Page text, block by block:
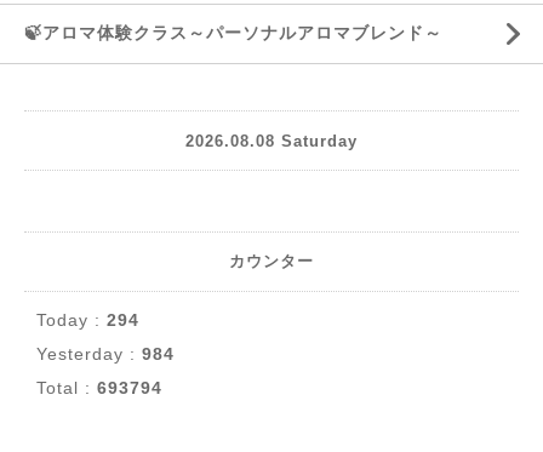
🍃アロマ体験クラス～パーソナルアロマブレンド～
2026.08.08 Saturday
カウンター
Today : 294
Yesterday : 984
Total : 693794